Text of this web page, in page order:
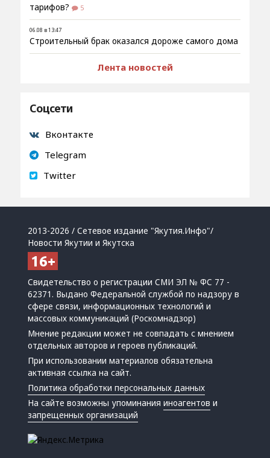
тарифов?
5
06.08 в 13:47
Строительный брак оказался дороже самого дома
Лента новостей
Соцсети
Вконтакте
Telegram
Twitter
2013-2026 / Сетевое издание "Якутия.Инфо"/
Новости Якутии и Якутска
Свидетельство о регистрации СМИ ЭЛ № ФС 77 -
62371. Выдано Федеральной службой по надзору в
сфере связи, информационных технологий и
массовых коммуникаций (Роскомнадзор)
Мнение редакции может не совпадать с мнением
отдельных авторов и героев публикаций.
При использовании материалов обязательна
активная ссылка на сайт.
Политика обработки персональных данных
На сайте возможны упоминанияиноагентов и
запрещенных организаций